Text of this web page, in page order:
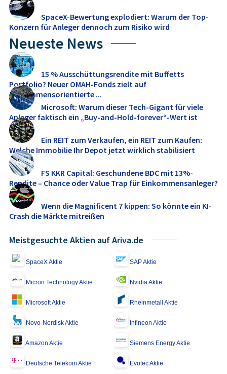
SpaceX-Bewertung explodiert: Warum der Top-
Konzern für Anleger dennoch zum Risiko wird
Neueste News
15 % Ausschüttungsrendite mit Buffetts
Portfolio? Neuer OMAH-Fonds zielt auf
einkommensorientierte ...
Microsoft: Warum dieser Tech-Gigant für viele
Anleger faktisch ein „Buy-and-Hold-forever“-Wert ist
Ein REIT zum Verkaufen, ein REIT zum Kaufen:
Welche Immobilie Ihr Depot jetzt wirklich stabilisiert
FS KKR Capital: Geschundene BDC mit 13%-
Rendite – Chance oder Value Trap für Einkommensanleger?
Wenn die Magnificent 7 kippen: So könnte ein KI-
Crash die Märkte mitreißen
Meistgesuchte Aktien auf Ariva.de
SpaceX Aktie SAP Aktie
Micron Technology Aktie Nvidia Aktie
Microsoft Aktie Rheinmetall Aktie
Novo-Nordisk Aktie Infineon Aktie
Amazon Aktie Siemens Energy Aktie
Deutsche Telekom Aktie Evotec Aktie